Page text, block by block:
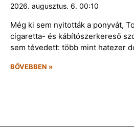
2026. augusztus. 6. 00:10
Még ki sem nyitották a ponyvát,
cigaretta- és kábítószerkereső
sem tévedett: több mint hatezer
BŐVEBBEN »